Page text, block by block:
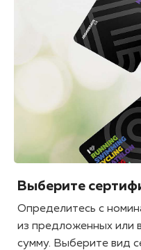
Выберите
Определитесь с
из предложенных или
сумму. Выберите вид